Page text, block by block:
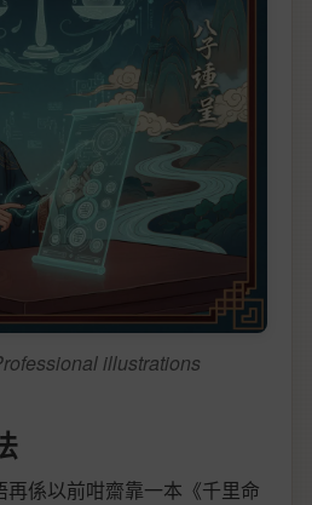
illustrations
再係以前咁齋靠一本《千里命